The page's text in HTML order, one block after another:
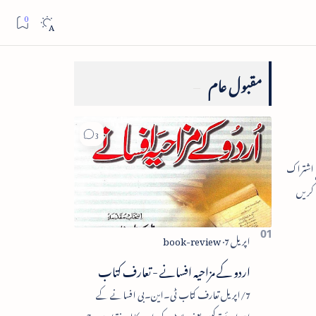
مقبول عام
اردو کے مزاحیہ افسانے - تعارف کتاب
7/اپریل تعارف کتاب ٹی۔این۔بی افسانے کے